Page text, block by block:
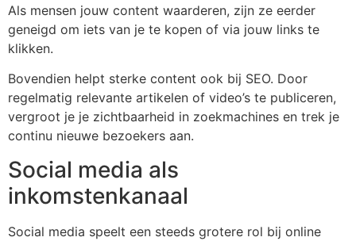
Als mensen jouw content waarderen, zijn ze eerder
geneigd om iets van je te kopen of via jouw links te
klikken.
Bovendien helpt sterke content ook bij SEO. Door
regelmatig relevante artikelen of video’s te publiceren,
vergroot je je zichtbaarheid in zoekmachines en trek je
continu nieuwe bezoekers aan.
Social media als
inkomstenkanaal
Social media speelt een steeds grotere rol bij online